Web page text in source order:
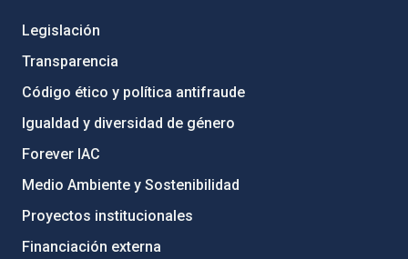
Legislación
Transparencia
Código ético y política antifraude
Igualdad y diversidad de género
Forever IAC
Medio Ambiente y Sostenibilidad
Proyectos institucionales
Financiación externa